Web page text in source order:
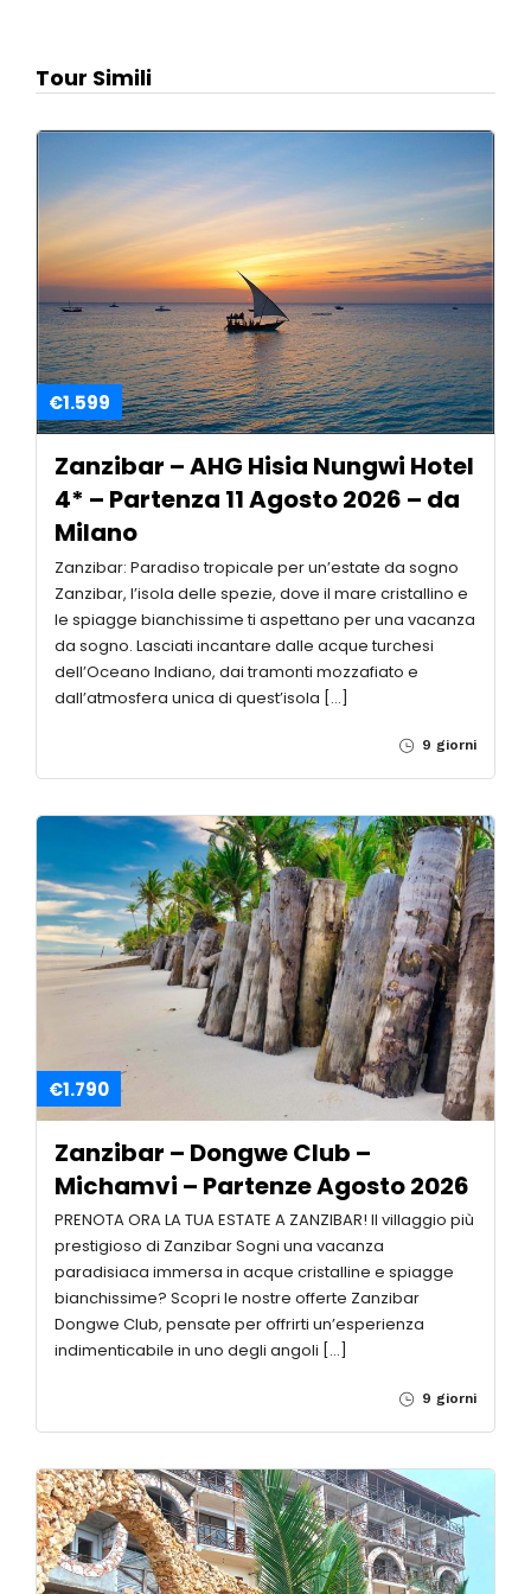
Tour Simili
€1.599
Zanzibar – AHG Hisia Nungwi Hotel
4* – Partenza 11 Agosto 2026 – da
Milano
Zanzibar: Paradiso tropicale per un’estate da sogno
Zanzibar, l’isola delle spezie, dove il mare cristallino e
le spiagge bianchissime ti aspettano per una vacanza
da sogno. Lasciati incantare dalle acque turchesi
dell’Oceano Indiano, dai tramonti mozzafiato e
dall’atmosfera unica di quest’isola […]
9 giorni
€1.790
Zanzibar – Dongwe Club –
Michamvi – Partenze Agosto 2026
PRENOTA ORA LA TUA ESTATE A ZANZIBAR! Il villaggio più
prestigioso di Zanzibar Sogni una vacanza
paradisiaca immersa in acque cristalline e spiagge
bianchissime? Scopri le nostre offerte Zanzibar
Dongwe Club, pensate per offrirti un’esperienza
indimenticabile in uno degli angoli […]
9 giorni